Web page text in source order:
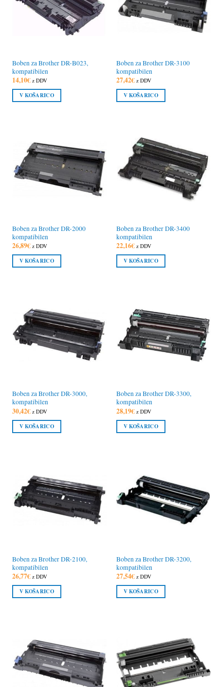
Boben za Brother DR-B023,
kompatibilen
14,10€ z DDV
V KOŠARICO
Boben za Brother DR-3100
kompatibilen
27,42€ z DDV
V KOŠARICO
Boben za Brother DR-2000
kompatibilen
26,89€ z DDV
V KOŠARICO
Boben za Brother DR-3400
kompatibilen
22,16€ z DDV
V KOŠARICO
Boben za Brother DR-3000,
kompatibilen
30,42€ z DDV
V KOŠARICO
Boben za Brother DR-3300,
kompatibilen
28,19€ z DDV
V KOŠARICO
Boben za Brother DR-2100,
kompatibilen
26,77€ z DDV
V KOŠARICO
Boben za Brother DR-3200,
kompatibilen
27,54€ z DDV
V KOŠARICO